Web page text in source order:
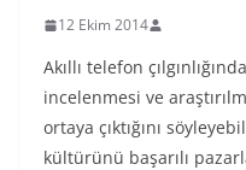
12 Ekim 2014
Akıllı telefon
incelenmesi ve
ortaya çıktığını
kültürünü başarılı